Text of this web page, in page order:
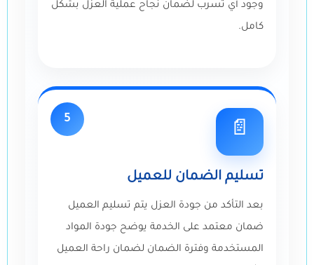
وجود أي تسرب لضمان نجاح عملية العزل بشكل
كامل.
5
📄
تسليم الضمان للعميل
بعد التأكد من جودة العزل يتم تسليم العميل
ضمان معتمد على الخدمة يوضح جودة المواد
المستخدمة وفترة الضمان لضمان راحة العميل